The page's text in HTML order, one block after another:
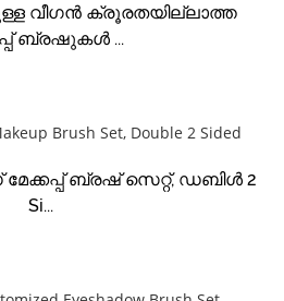
വീഗൻ ക്രൂരതയില്ലാത്ത
ബ്രഷുകൾ ...
ബ്രഷ് സെറ്റ്, ഡബിൾ 2
Si...